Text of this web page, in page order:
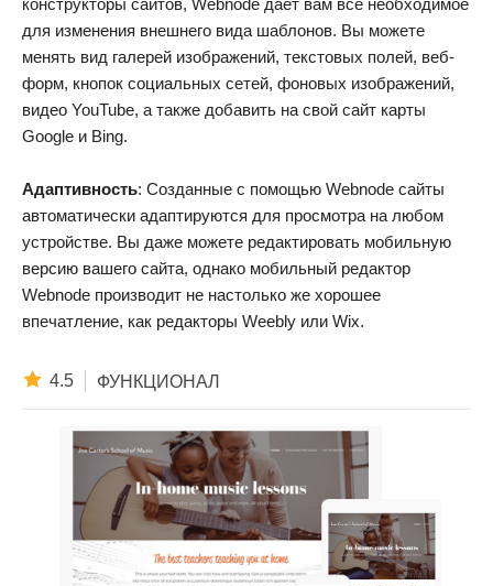
конструкторы сайтов, Webnode дает вам все необходимое
для изменения внешнего вида шаблонов. Вы можете
менять вид галерей изображений, текстовых полей, веб-
форм, кнопок социальных сетей, фоновых изображений,
видео YouTube, а также добавить на свой сайт карты
Google и Bing.
Адаптивность: Созданные с помощью Webnode сайты
автоматически адаптируются для просмотра на любом
устройстве. Вы даже можете редактировать мобильную
версию вашего сайта, однако мобильный редактор
Webnode производит не настолько же хорошее
впечатление, как редакторы Weebly или Wix.
4.5 ФУНКЦИОНАЛ